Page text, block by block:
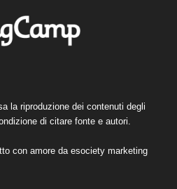
la riproduzione dei contenuti degli
di citare fonte e autori.
con amore da esociety marketing